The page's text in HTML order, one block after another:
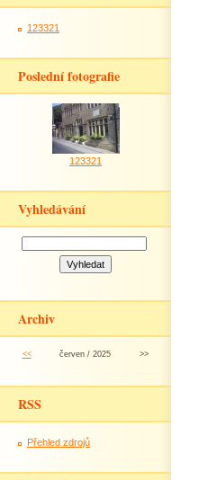
123321
Poslední fotografie
123321
Vyhledávání
Archiv
<< červen / 2025 >>
RSS
Přehled zdrojů